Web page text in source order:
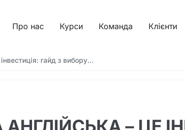
Про нас Курси Команда Клієнти
гайд з вибору…